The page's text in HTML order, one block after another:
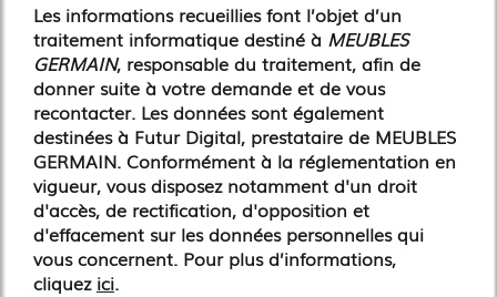
Les informations recueillies font l’objet d’un
traitement informatique destiné à MEUBLES
GERMAIN, responsable du traitement, afin de
donner suite à votre demande et de vous
recontacter. Les données sont également
destinées à Futur Digital, prestataire de MEUBLES
GERMAIN. Conformément à la réglementation en
vigueur, vous disposez notamment d'un droit
d'accès, de rectification, d'opposition et
d'effacement sur les données personnelles qui
vous concernent. Pour plus d’informations,
cliquez ici.